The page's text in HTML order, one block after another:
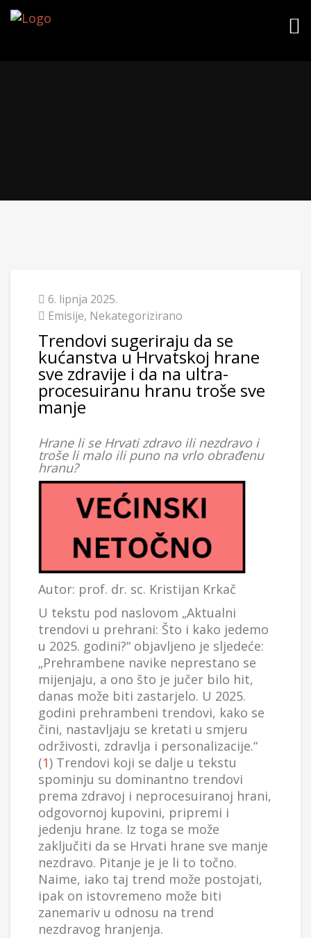
6. lipnja 2025.
Emisije, Nekategorizirano
Trendovi sugeriraju da se
kućanstva u Hrvatskoj hrane
sve zdravije i da na ultra-
procesuiranu hranu troše sve
manje
Hrane li se Hrvati zdravo ili nezdravo i
troše li malo ili puno na vrlo obrađenu
hranu?
Autor: prof. dr. sc. Kristijan Krkač
U tekstu pod naslovom „Aktualni
trendovi u prehrani: Što i kako jedemo
u 2025. godini?“ objavljeno je sljedeće:
„Prehrambene navike neprestano se
mijenjaju, a ono što je jučer bilo hit,
danas može biti zastarjelo. U 2025.
godini prehrambeni trendovi, kako se
čini, nastavljaju se kretati u smjeru
održivosti, zdravlja i personalizacije.“
(1) Trendovi koji se dalje u tekstu
spominju su dominantno trendovi
prema zdravoj i neprocesuiranoj hrani,
odgovornoj kupovini, pripremi i
jedenju hrane. Iz toga se može
zaključiti da se Hrvati hrane sve manje
nezdravo. Pitanje je je li to točno.
Naime, iako taj trend može postojati,
ipak on istovremeno može biti
zanemariv u odnosu na trend
nezdravog hranjenja.